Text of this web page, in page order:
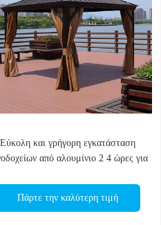
Εύκολη και γρήγορη εγκατάσταση
από αλουμίνιο 2 4 ώρες για
Πάρτε την καλύτερη τιμή